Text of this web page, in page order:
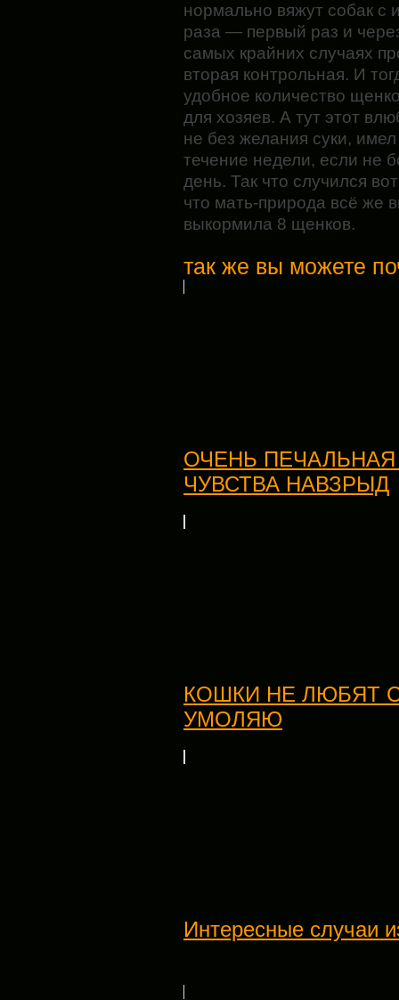
нормально вяжут собак с
раза — первый раз и
самых крайних случаях
вторая контрольная. И
удобное количество
для хозяев. А тут этот
не без желания суки,
течение недели, если не
день. Так что случился
что мать-природа всё же
выкормила 8 щенков.
так же вы можете
ОЧЕНЬ
ЧУВСТВА НАВЗРЫД
КОШКИ НЕ ЛЮБЯТ
УМОЛЯЮ
Интересные случаи